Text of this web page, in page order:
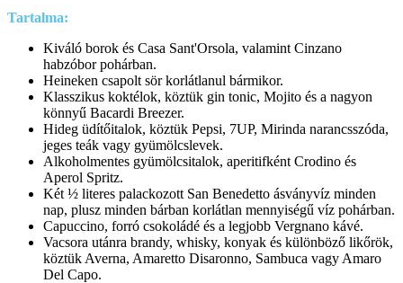
Tartalma:
Kiváló borok és Casa Sant'Orsola, valamint Cinzano
habzóbor pohárban.
Heineken csapolt sör korlátlanul bármikor.
Klasszikus koktélok, köztük gin tonic, Mojito és a nagyon
könnyű Bacardi Breezer.
Hideg üdítőitalok, köztük Pepsi, 7UP, Mirinda narancsszóda,
jeges teák vagy gyümölcslevek.
Alkoholmentes gyümölcsitalok, aperitifként Crodino és
Aperol Spritz.
Két ½ literes palackozott San Benedetto ásványvíz minden
nap, plusz minden bárban korlátlan mennyiségű víz pohárban.
Capuccino, forró csokoládé és a legjobb Vergnano kávé.
Vacsora utánra brandy, whisky, konyak és különböző likőrök,
köztük Averna, Amaretto Disaronno, Sambuca vagy Amaro
Del Capo.